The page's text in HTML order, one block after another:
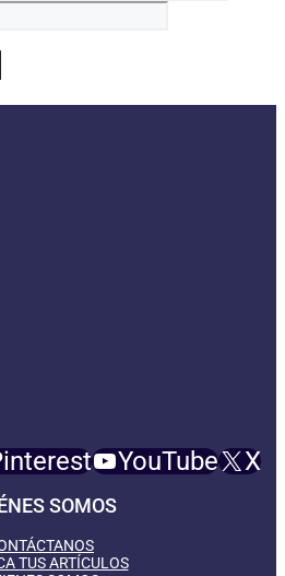
YouTube X
SOMOS
TUS ARTÍCULOS